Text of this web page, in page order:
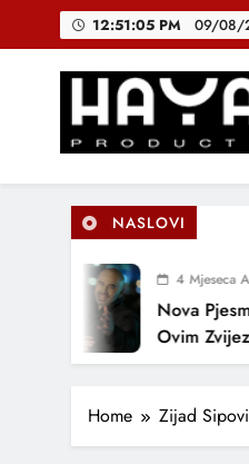
12:51:06 PM 09/08/
Hayat
Promocija domaće
NASLOVI
4 Mjeseca
Nova
Ovim
Home Zijad